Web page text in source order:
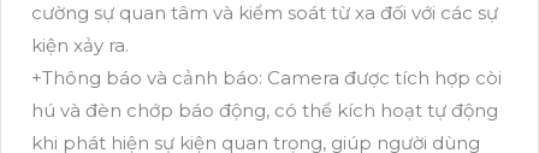
cường sự quan tâm và kiểm soát từ xa đối với các sự
kiện xảy ra.
+Thông báo và cảnh báo: Camera được tích hợp còi
hú và đèn chớp báo động, có thể kích hoạt tự động
khi phát hiện sự kiện quan trọng, giúp người dùng